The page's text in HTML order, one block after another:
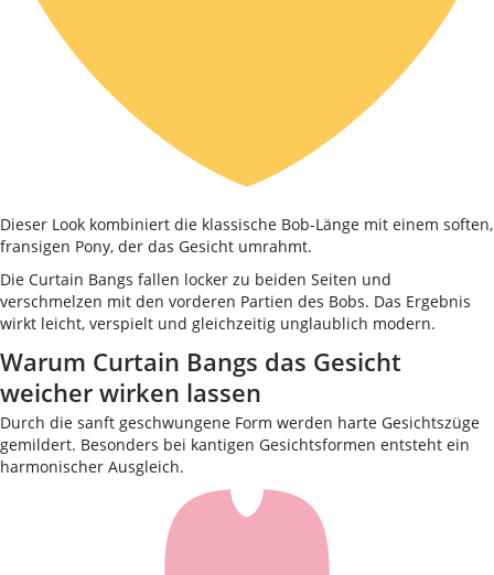
Dieser Look kombiniert die klassische Bob-Länge mit einem soften,
fransigen Pony, der das Gesicht umrahmt.
Die Curtain Bangs fallen locker zu beiden Seiten und
verschmelzen mit den vorderen Partien des Bobs. Das Ergebnis
wirkt leicht, verspielt und gleichzeitig unglaublich modern.
Warum Curtain Bangs das Gesicht
weicher wirken lassen
Durch die sanft geschwungene Form werden harte Gesichtszüge
gemildert. Besonders bei kantigen Gesichtsformen entsteht ein
harmonischer Ausgleich.